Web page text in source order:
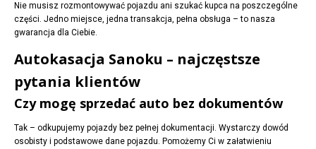
Nie musisz rozmontowywać pojazdu ani szukać kupca na poszczególne
części. Jedno miejsce, jedna transakcja, pełna obsługa – to nasza
gwarancja dla Ciebie.
Autokasacja Sanoku – najczęstsze
pytania klientów
Czy mogę sprzedać auto bez dokumentów
Tak – odkupujemy pojazdy bez pełnej dokumentacji. Wystarczy dowód
osobisty i podstawowe dane pojazdu. Pomożemy Ci w załatwieniu